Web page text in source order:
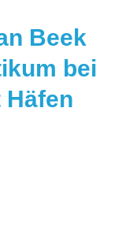
Beek
bei
Häfen